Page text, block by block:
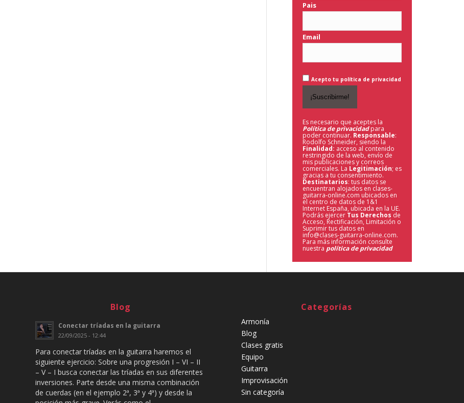
Pais
Email
Acepto tu política de privacidad
Es necesario que aceptes la
Política de privacidad para
poder continuar. Responsable:
Rodolfo Schneider, siendo la
Finalidad: acceso al contenido
restringido de la web, envío de
mis publicaciones y correos
comerciales. La Legitimación; es
gracias a tu consentimiento.
Destinatarios: tus datos se
encuentran alojados en clases-
guitarra-online.com ubicados en
el centro de datos de 1&1
Internet España, ubicada en la UE.
Podrás ejercer Tus Derechos de
Acceso, Rectificación, Limitación o
Suprimir tus datos en
info@clases-guitarra-online.com.
Para más información consulte
nuestra política de privacidad
Blog
Conectar tríadas en la guitarra
22/09/2025 - 12:44
Para conectar tríadas en la guitarra haremos el
siguiente ejercicio: Sobre una progresión I – VI – II
– V – I busca conectar las tríadas en sus diferentes
inversiones. Parte desde una misma combinación
de cuerdas (en el ejemplo 2ª, 3ª y 4ª) y desde la
Categorías
Armonía
Blog
Clases gratis
Equipo
Guitarra
Improvisación
Sin categoría